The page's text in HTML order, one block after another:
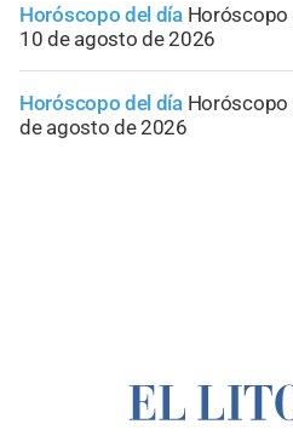
Horóscopo del día Horóscopo
10 de agosto de 2026
Horóscopo del día Horóscopo
de agosto de 2026